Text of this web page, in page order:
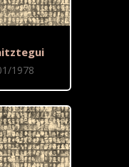
1978